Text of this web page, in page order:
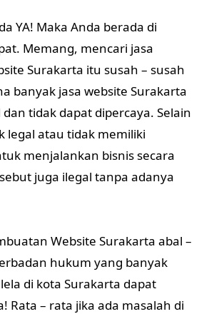
YA! Maka Anda berada di
Memang, mencari jasa
Surakarta itu susah – susah
banyak jasa website Surakarta
tidak dapat dipercaya. Selain
legal atau tidak memiliki
menjalankan bisnis secara
juga ilegal tanpa adanya
Website Surakarta abal –
hukum yang banyak
di kota Surakarta dapat
Rata – rata jika ada masalah di